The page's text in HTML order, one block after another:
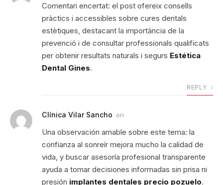
Comentari encertat: el post ofereix consells
pràctics i accessibles sobre cures dentals
estètiques, destacant la importància de la
prevenció i de consultar professionals qualificats
per obtenir resultats naturals i segurs Estética
Dental Gines.
REPLY
Clínica Vilar Sancho on
Una observación amable sobre este tema: la
confianza al sonreír mejora mucho la calidad de
vida, y buscar asesoría profesional transparente
ayuda a tomar decisiones informadas sin prisa ni
presión implantes dentales precio pozuelo.